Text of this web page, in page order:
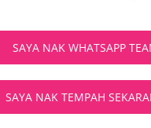
SAYA NAK WHATSAPP
SAYA NAK TEMPAH